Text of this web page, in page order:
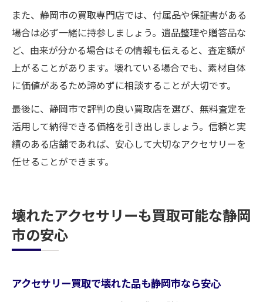
また、静岡市の買取専門店では、付属品や保証書がある
場合は必ず一緒に持参しましょう。遺品整理や贈答品な
ど、由来が分かる場合はその情報も伝えると、査定額が
上がることがあります。壊れている場合でも、素材自体
に価値があるため諦めずに相談することが大切です。
最後に、静岡市で評判の良い買取店を選び、無料査定を
活用して納得できる価格を引き出しましょう。信頼と実
績のある店舗であれば、安心して大切なアクセサリーを
任せることができます。
壊れたアクセサリーも買取可能な静岡
市の安心
アクセサリー買取で壊れた品も静岡市なら安心